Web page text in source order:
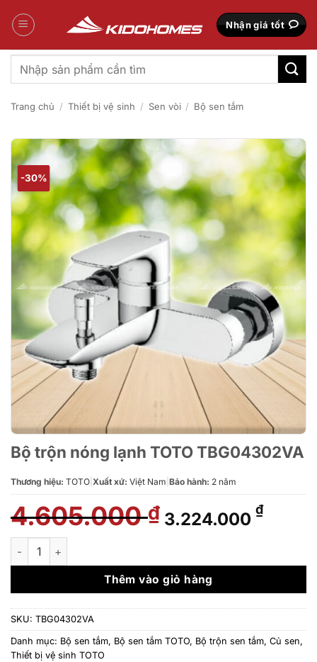
qua
Nhận giá tốt
Tìm
kiếm:
Trang chủ / Thiết bị vệ sinh / Sen vòi / Bộ sen tắm
-30%
Bộ trộn nóng lạnh TOTO TBG04302VA
Thương hiệu: TOTO Xuất xứ: Việt Nam Bảo hành: 2 năm
4.605.000₫ Giá
gốc
4.605.000 ₫.
3.224.000 ₫Giá
là:
Bộ trộn nóng lạnh TOTO TBG04302VA số lượng
Thêm vào giỏ hàng
SKU: TBG04302VA
Danh mục: Bộ sen tắm, Bộ sen tắm TOTO, Bộ trộn sen tắm, Củ sen,
Thiết bị vệ sinh TOTO